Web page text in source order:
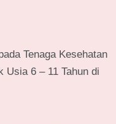
Tenaga Kesehatan
Usia 6 – 11 Tahun di